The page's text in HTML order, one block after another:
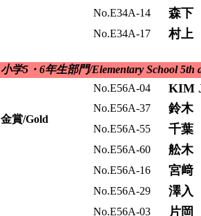
No.E34A-14 森
No.E34A-17 村上
小学5・6年生部門/Elementary School 5th
金賞/Gold
No.E56A-04 KIM
No.E56A-37 鈴木
No.E56A-55 千葉
No.E56A-60 舩木
No.E56A-16 宮﨑
No.E56A-29 澤入
No.E56A-03 片